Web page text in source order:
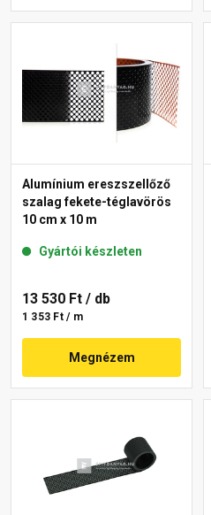
Alumínium ereszszellőző
szalag fekete-téglavörös
10 cm x 10 m
Gyártói készleten
13 530 Ft / db
1 353 Ft / m
Megnézem